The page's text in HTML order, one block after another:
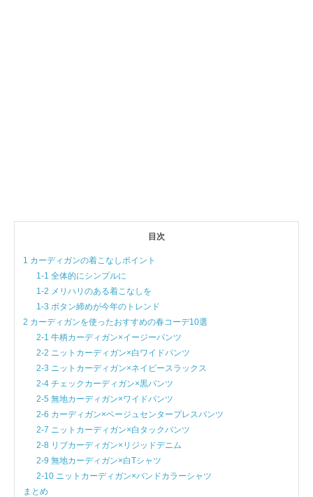
目次
1 カーディガンの着こなしポイント
1-1 全体的にシンプルに
1-2 メリハリのある着こなしを
1-3 ボタン締めが今年のトレンド
2 カーディガンを使ったおすすめの春コーデ10選
2-1 牛柄カーディガン×イージーパンツ
2-2 ニットカーディガン×白ワイドパンツ
2-3 ニットカーディガン×ネイビースラックス
2-4 チェックカーディガン×黒パンツ
2-5 無地カーディガン×ワイドパンツ
2-6 カーディガン×ベージュセンタープレスパンツ
2-7 ニットカーディガン×白タックパンツ
2-8 リブカーディガン×リジッドデニム
2-9 無地カーディガン×白Tシャツ
2-10 ニットカーディガン×バンドカラーシャツ
まとめ